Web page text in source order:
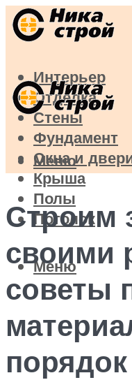
Интерьер
Отделка
Стены
Фундамент
Окна и
Крыша
Полы
Потолок
Меню
Меню
Строим
своими
советы